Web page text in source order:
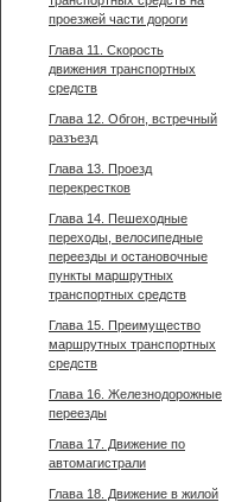
проезжей части дороги
Глава 11. Скорость
движения транспортных
средств
Глава 12. Обгон, встречный
разъезд
Глава 13. Проезд
перекрестков
Глава 14. Пешеходные
переходы, велосипедные
переезды и остановочные
пункты маршрутных
транспортных средств
Глава 15. Преимущество
маршрутных транспортных
средств
Глава 16. Железнодорожные
переезды
Глава 17. Движение по
автомагистрали
Глава 18. Движение в жилой